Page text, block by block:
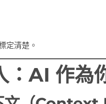
定清楚。
：AI 作為